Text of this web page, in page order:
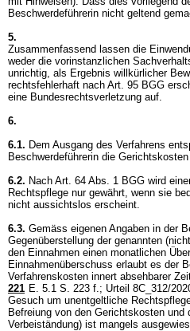
Beschwerdeführerin nicht geltend
5.
Zusammenfassend lassen die
weder die vorinstanzlichen
unrichtig, als Ergebnis willkürlicher
rechtsfehlerhaft nach Art. 95 BGG
eine Bundesrechtsverletzung auf.
6.
6.1. Dem Ausgang des Verfahrens
Beschwerdeführerin die
6.2. Nach Art. 64 Abs. 1 BGG wird
Rechtspflege nur gewährt, wenn sie
nicht aussichtslos erscheint.
6.3. Gemäss eigenen Angaben in der
Gegenüberstellung der genannten
den Einnahmen einen monatlichen
Einnahmenüberschuss erlaubt es der
Verfahrenskosten innert absehbarer
221 E. 5.1 S. 223 f.; Urteil 8C_312/
Gesuch um unentgeltliche
Befreiung von den Gerichtskosten und
Verbeiständung) ist mangels